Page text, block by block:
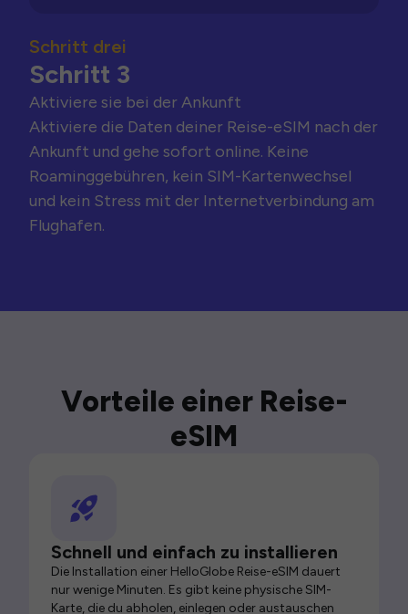
Schritt drei
Schritt 3
Aktiviere sie bei der Ankunft
Aktiviere die Daten deiner Reise-eSIM nach der
Ankunft und gehe sofort online. Keine
Roaminggebühren, kein SIM-Kartenwechsel
und kein Stress mit der Internetverbindung am
Flughafen.
Vorteile einer Reise-
eSIM
Schnell und einfach zu installieren
Die Installation einer HelloGlobe Reise-eSIM dauert
nur wenige Minuten. Es gibt keine physische SIM-
Karte, die du abholen, einlegen oder austauschen